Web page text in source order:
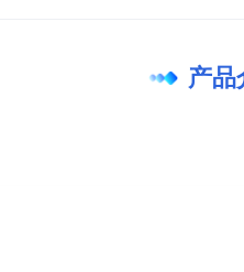
产品